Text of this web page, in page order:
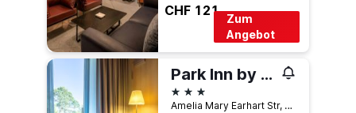
CHF 121
Zum
Angebot
Park Inn by Radisson Frankfurt Airport
3 Sterne
Amelia Mary Earhart Str, 10, Frankfurt am Main, Hessen, Deutschland